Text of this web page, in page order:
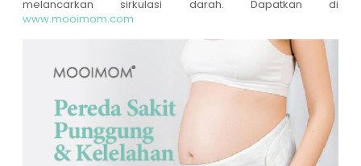
melancarkan sirkulasi darah. Dapatkan di
www.mooimom.com